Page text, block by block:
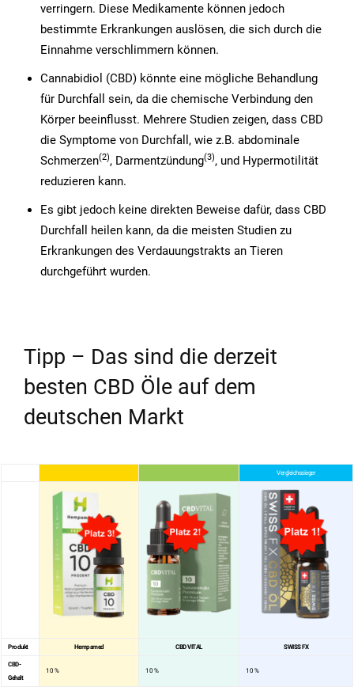
verringern. Diese Medikamente können jedoch
bestimmte Erkrankungen auslösen, die sich durch die
Einnahme verschlimmern können.
Cannabidiol (CBD) könnte eine mögliche Behandlung
für Durchfall sein, da die chemische Verbindung den
Körper beeinflusst. Mehrere Studien zeigen, dass CBD
die Symptome von Durchfall, wie z.B. abdominale
Schmerzen(2), Darmentzündung(3), und Hypermotilität
reduzieren kann.
Es gibt jedoch keine direkten Beweise dafür, dass CBD
Durchfall heilen kann, da die meisten Studien zu
Erkrankungen des Verdauungstrakts an Tieren
durchgeführt wurden.
Tipp – Das sind die derzeit
besten CBD Öle auf dem
deutschen Markt
Vergleichssieger
Produkt Hempamed CBD VITAL SWISS FX
CBD-
Gehalt
10 % 10 % 10 %